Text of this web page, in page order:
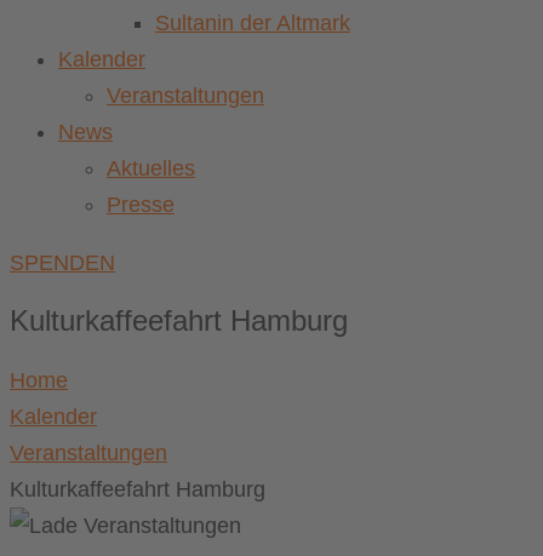
Sultanin der Altmark
Kalender
Veranstaltungen
News
Aktuelles
Presse
SPENDEN
Kulturkaffeefahrt Hamburg
Home
Kalender
Veranstaltungen
Kulturkaffeefahrt Hamburg